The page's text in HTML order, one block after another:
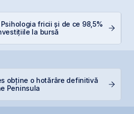
fricii și de ce 98,5%
la bursă
obține o hotărâre definitivă
Peninsula